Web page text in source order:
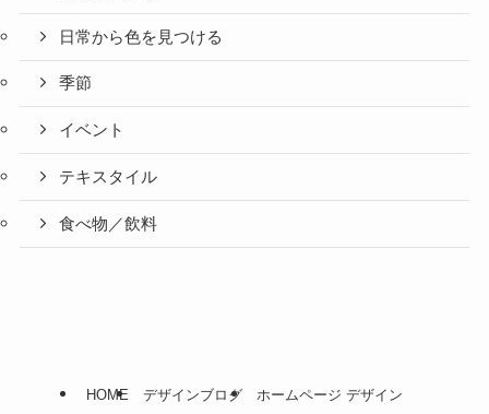
日常から色を見つける
季節
イベント
テキスタイル
食べ物／飲料
HOME デザインブログ ホームページ デザイン